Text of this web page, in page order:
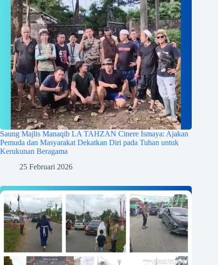
Saung Majlis Manaqib LA TAHZAN Cinere Ismaya: Ajakan
Pemuda dan Masyarakat Dekatkan Diri pada Tuhan untuk
Kerukunan Beragama
25 Februari 2026